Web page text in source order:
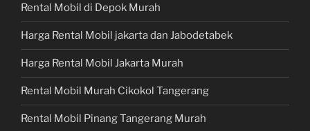
Rental Mobil di Depok Murah
Harga Rental Mobil jakarta dan Jabodetabek
Harga Rental Mobil Jakarta Murah
Rental Mobil Murah Cikokol Tangerang
Rental Mobil Pinang Tangerang Murah